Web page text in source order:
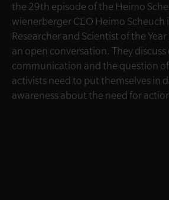
the 29th episode of the Heimo
wienerberger CEO Heimo Scheuch
Researcher and Scientist of the
an open conversation. They
communication and the question
activists need to put themselves in
awareness about the need for